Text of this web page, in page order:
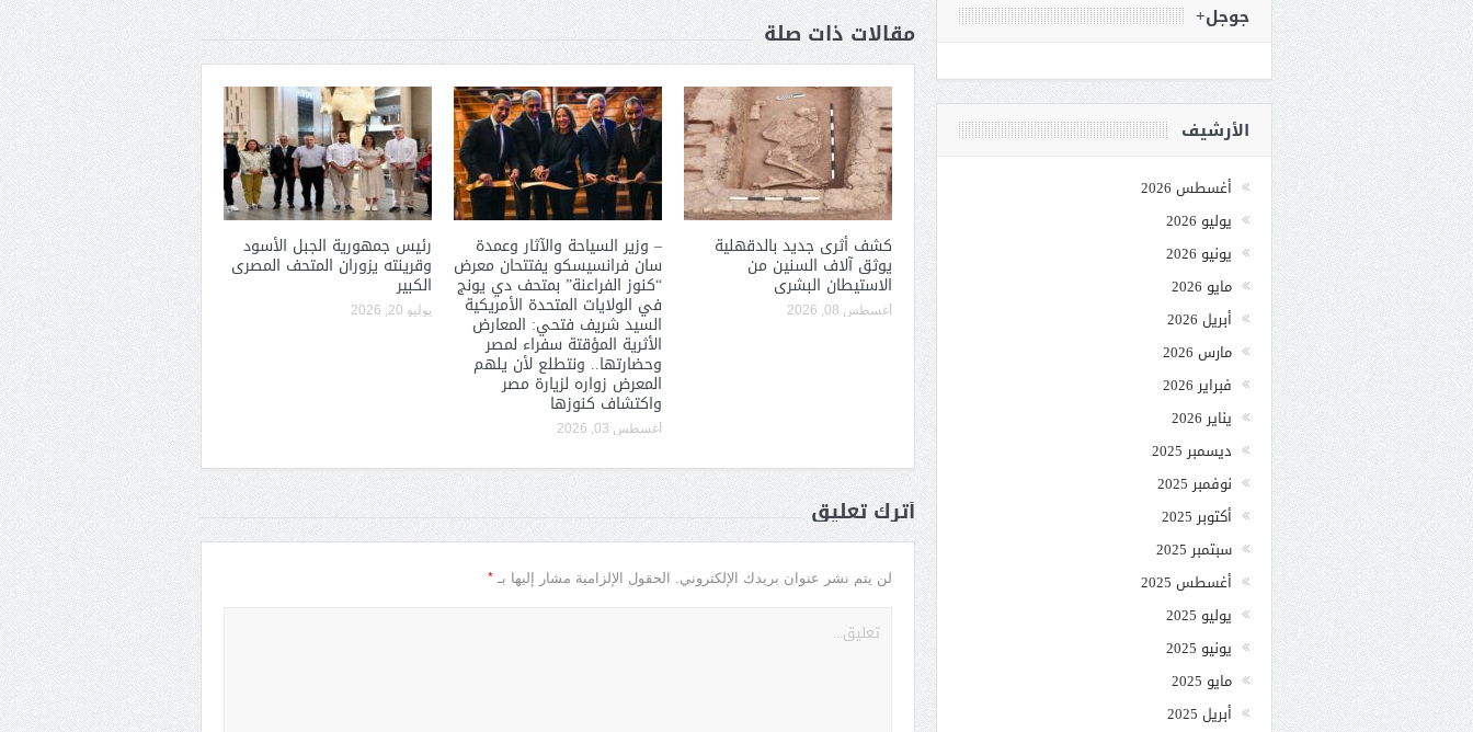
مقالات ذات صلة
كشف أثرى جديد بالدقهلية
يوثق آلاف السنين من
الاستيطان البشرى
أغسطس 08, 2026
– وزير السياحة والآثار وعمدة
سان فرانسيسكو يفتتحان معرض
“كنوز الفراعنة” بمتحف دي يونج
في الولايات المتحدة الأمريكية
السيد شريف فتحي: المعارض
الأثرية المؤقتة سفراء لمصر
وحضارتها.. ونتطلع لأن يلهم
المعرض زواره لزيارة مصر
واكتشاف كنوزها
أغسطس 03, 2026
رئيس جمهورية الجبل الأسود
وقرينته يزوران المتحف المصرى
الكبير
يوليو 20, 2026
أترك تعليق
لن يتم نشر عنوان بريدك الإلكتروني. الحقول الإلزامية مشار إليها بـ *
جوجل+
الأرشيف
أغسطس 2026
يوليو 2026
يونيو 2026
مايو 2026
أبريل 2026
مارس 2026
فبراير 2026
يناير 2026
ديسمبر 2025
نوفمبر 2025
أكتوبر 2025
سبتمبر 2025
أغسطس 2025
يوليو 2025
يونيو 2025
مايو 2025
أبريل 2025